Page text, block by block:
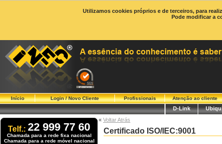
Utilizamos cookies próprios e de terceiros, para
Pode modificar a
Início Login / Novo Cliente Profissionais Atenção ao cliente
D-Link
Telf.: 22 999 77 60
Chamada para a rede fixa nacional
Chamada para a rede móvel nacional
« Voltar Atrás
Certificado ISO/IEC:9001